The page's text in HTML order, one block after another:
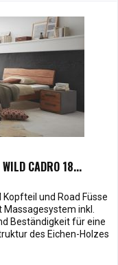
CADRO 18...
Kopfteil und Road Füsse
inkl.
Beständigkeit für eine
des Eichen-Holzes
Aura. Dieses...